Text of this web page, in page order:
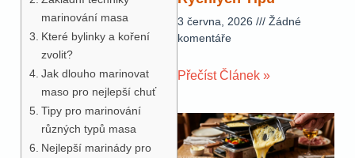
marinování masa
Které bylinky a koření
zvolit?
Jak dlouho marinovat
maso pro nejlepší chuť
Tipy pro marinování
různých typů masa
Nejlepší marinády pro
3 června, 2026
Žádné
komentáře
Přečíst Článek »